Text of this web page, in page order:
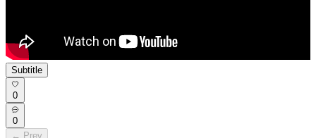
Subtitle
0
0
← Prev